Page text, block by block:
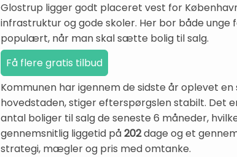
Glostrup ligger godt placeret vest for
infrastruktur og gode skoler. Her bor både
populært, når man skal sætte bolig til salg.
Kommunen har igennem de sidste år oplevet
hovedstaden, stiger efterspørgslen stabilt.
antal boliger til salg de seneste 6 måneder,
gennemsnitlig liggetid på202dage og et
strategi, mægler og pris med omtanke.